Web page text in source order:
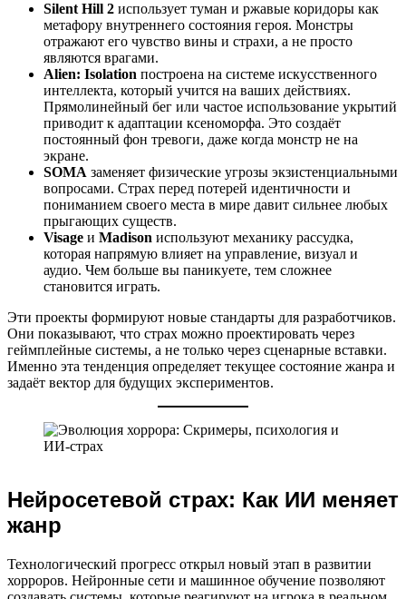
Silent Hill 2 использует туман и ржавые коридоры как
метафору внутреннего состояния героя. Монстры
отражают его чувство вины и страхи, а не просто
являются врагами.
Alien: Isolation построена на системе искусственного
интеллекта, который учится на ваших действиях.
Прямолинейный бег или частое использование укрытий
приводит к адаптации ксеноморфа. Это создаёт
постоянный фон тревоги, даже когда монстр не на
экране.
SOMA заменяет физические угрозы экзистенциальными
вопросами. Страх перед потерей идентичности и
пониманием своего места в мире давит сильнее любых
прыгающих существ.
Visage и Madison используют механику рассудка,
которая напрямую влияет на управление, визуал и
аудио. Чем больше вы паникуете, тем сложнее
становится играть.
Эти проекты формируют новые стандарты для разработчиков.
Они показывают, что страх можно проектировать через
геймплейные системы, а не только через сценарные вставки.
Именно эта тенденция определяет текущее состояние жанра и
задаёт вектор для будущих экспериментов.
Нейросетевой страх: Как ИИ меняет
жанр
Технологический прогресс открыл новый этап в развитии
хорроров. Нейронные сети и машинное обучение позволяют